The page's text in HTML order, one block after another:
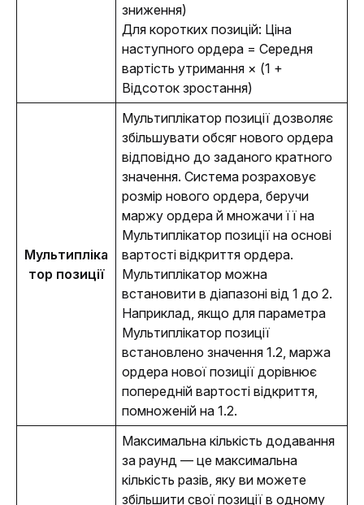
зниження)
Для коротких позицій: Ціна
наступного ордера = Середня
вартість утримання × (1 +
Відсоток зростання)
Мультипліка
тор позиції
Мультиплікатор позиції дозволяє
збільшувати обсяг нового ордера
відповідно до заданого кратного
значення. Система розраховує
розмір нового ордера, беручи
маржу ордера й множачи її на
Мультиплікатор позиції на основі
вартості відкриття ордера.
Мультиплікатор можна
встановити в діапазоні від 1 до 2.
Наприклад, якщо для параметра
Мультиплікатор позиції
встановлено значення 1.2, маржа
ордера нової позиції дорівнює
попередній вартості відкриття,
помноженій на 1.2.
Максимальна кількість додавання
за раунд — це максимальна
кількість разів, яку ви можете
збільшити свої позиції в одному